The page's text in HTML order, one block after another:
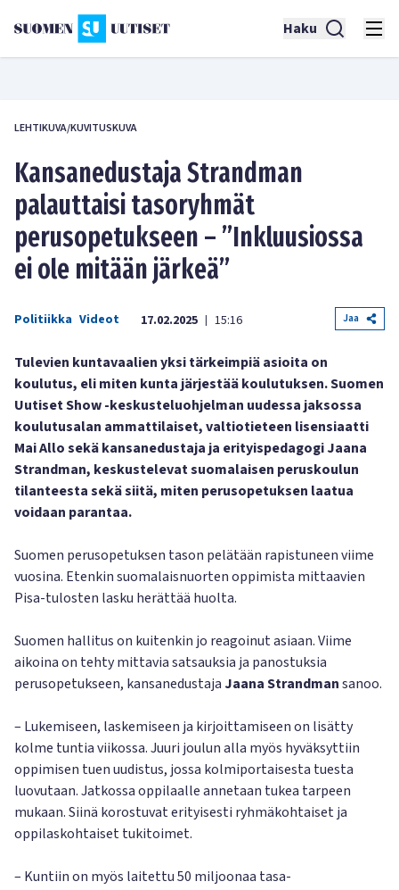
Haku
LEHTIKUVA/KUVITUSKUVA
Kansanedustaja Strandman
palauttaisi tasoryhmät
perusopetukseen – ”Inkluusiossa
ei ole mitään järkeä”
Politiikka Videot 17.02.2025 | 15:16 Jaa
Tulevien kuntavaalien yksi tärkeimpiä asioita on
koulutus, eli miten kunta järjestää koulutuksen. Suomen
Uutiset Show -keskusteluohjelman uudessa jaksossa
koulutusalan ammattilaiset, valtiotieteen lisensiaatti
Mai Allo sekä kansanedustaja ja erityispedagogi Jaana
Strandman, keskustelevat suomalaisen peruskoulun
tilanteesta sekä siitä, miten perusopetuksen laatua
voidaan parantaa.
Suomen perusopetuksen tason pelätään rapistuneen viime
vuosina. Etenkin suomalaisnuorten oppimista mittaavien
Pisa-tulosten lasku herättää huolta.
Suomen hallitus on kuitenkin jo reagoinut asiaan. Viime
aikoina on tehty mittavia satsauksia ja panostuksia
perusopetukseen, kansanedustaja Jaana Strandmansanoo.
– Lukemiseen, laskemiseen ja kirjoittamiseen on lisätty
kolme tuntia viikossa. Juuri joulun alla myös hyväksyttiin
oppimisen tuen uudistus, jossa kolmiportaisesta tuesta
luovutaan. Jatkossa oppilaalle annetaan tukea tarpeen
mukaan. Siinä korostuvat erityisesti ryhmäkohtaiset ja
oppilaskohtaiset tukitoimet.
– Kuntiin on myös laitettu 50 miljoonaa tasa-